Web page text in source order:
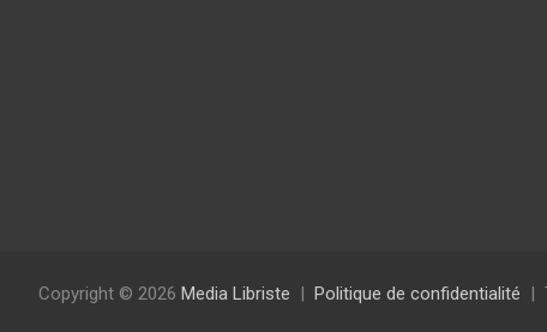
Copyright © 2026 Media Libriste Politique de confidentialité